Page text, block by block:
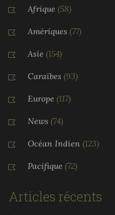
Afrique (58)
Amériques (77)
Asie (154)
Caraïbes (93)
Europe (117)
News (74)
Océan Indien (123)
Pacifique (72)
Articles récents